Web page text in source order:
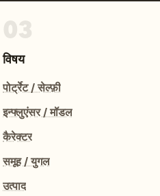
विषय
पोर्ट्रेट / सेल्फ़ी
इन्फ्लुएंसर / मॉडल
कैरेक्टर
समूह / युगल
उत्पाद